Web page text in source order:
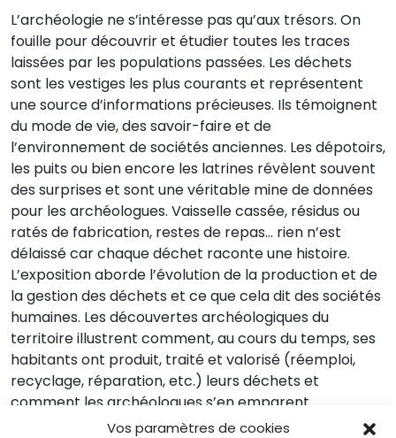
Vos paramètres de cookies
L’archéologie ne s’intéresse pas qu’aux trésors. On
fouille pour découvrir et étudier toutes les traces
laissées par les populations passées. Les déchets
sont les vestiges les plus courants et représentent
une source d’informations précieuses. Ils témoignent
du mode de vie, des savoir-faire et de
l’environnement de sociétés anciennes. Les dépotoirs,
les puits ou bien encore les latrines révèlent souvent
des surprises et sont une véritable mine de données
pour les archéologues. Vaisselle cassée, résidus ou
ratés de fabrication, restes de repas… rien n’est
délaissé car chaque déchet raconte une histoire.
L’exposition aborde l’évolution de la production et de
la gestion des déchets et ce que cela dit des sociétés
humaines. Les découvertes archéologiques du
territoire illustrent comment, au cours du temps, ses
habitants ont produit, traité et valorisé (réemploi,
recyclage, réparation, etc.) leurs déchets et
comment les archéologues s’en emparent
aujourd’hui pour les faire parler.